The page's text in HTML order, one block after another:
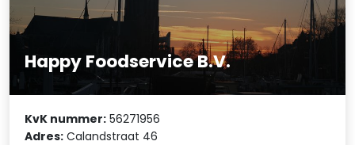
Happy Foodservice B.V.
KvK nummer: 56271956
Adres: Calandstraat 46